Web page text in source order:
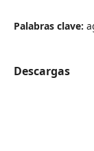
Palabras clave:
Descargas